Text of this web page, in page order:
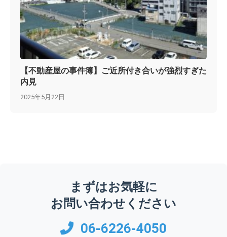
【不動産屋の事件簿】ご近所付き合いが強烈すぎた
内見
2025年5月22日
まずはお気軽に
お問い合わせください
06-6226-4050